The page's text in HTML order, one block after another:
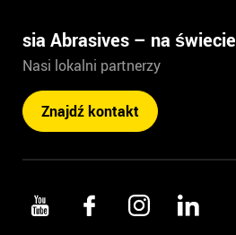
sia Abrasives – na świecie
Nasi lokalni partnerzy
Znajdź kontakt